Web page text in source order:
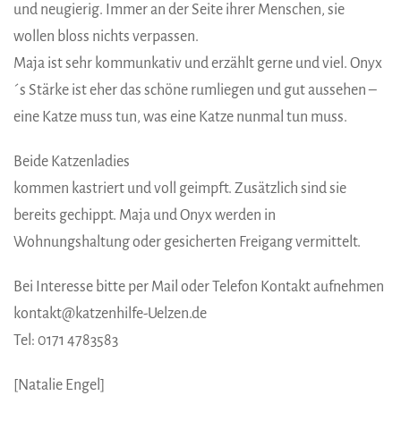
und neugierig. Immer an der Seite ihrer Menschen, sie
wollen bloss nichts verpassen.
Maja ist sehr kommunkativ und erzählt gerne und viel. Onyx
´s Stärke ist eher das schöne rumliegen und gut aussehen –
eine Katze muss tun, was eine Katze nunmal tun muss.
Beide Katzenladies
kommen kastriert und voll geimpft. Zusätzlich sind sie
bereits gechippt. Maja und Onyx werden in
Wohnungshaltung oder gesicherten Freigang vermittelt.
Bei Interesse bitte per Mail oder Telefon Kontakt aufnehmen
kontakt@katzenhilfe-Uelzen.de
Tel: 0171 4783583
[Natalie Engel]